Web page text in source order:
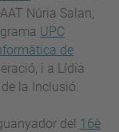
Núria Salan,
UPC
de
i a Lídia
la Inclusió.
del 16è